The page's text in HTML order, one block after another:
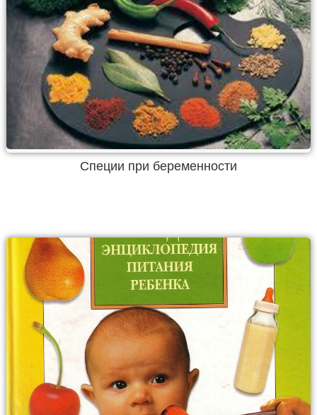
Специи при беременности